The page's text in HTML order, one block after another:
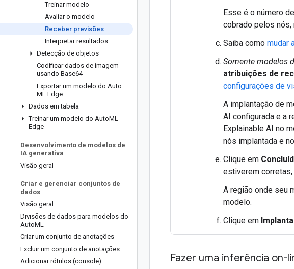
Treinar modelo
Avaliar o modelo
Receber previsões
Interpretar resultados
Detecção de objetos
Codificar dados de imagem
usando Base64
Exportar um modelo do Auto
ML Edge
Dados em tabela
Treinar um modelo do AutoML
Edge
Desenvolvimento de modelos de
IA generativa
Visão geral
Criar e gerenciar conjuntos de
dados
Visão geral
Divisões de dados para modelos do
AutoML
Criar um conjunto de anotações
Excluir um conjunto de anotações
Adicionar rótulos (console)
Esse é o número
cobrado pelos
Saiba como mudar
Somente modelos
atribuições de
configurações de
A implantação de
AI configurada e a
Explainable AI no
nós implantada e
Clique em
estiverem
A região onde seu
modelo.
Clique em
Fazer uma inferência on-